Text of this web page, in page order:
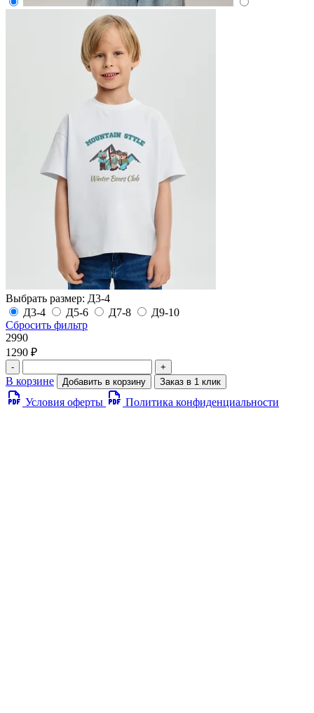
Выбрать размер: Д3-4
Д3-4
Д5-6 Д7-8
Д9-10
Сбросить фильтр
2990
1290 ₽
- +
В корзине Добавить в корзину Заказ в 1 клик
Условия оферты Политика конфиденциальности